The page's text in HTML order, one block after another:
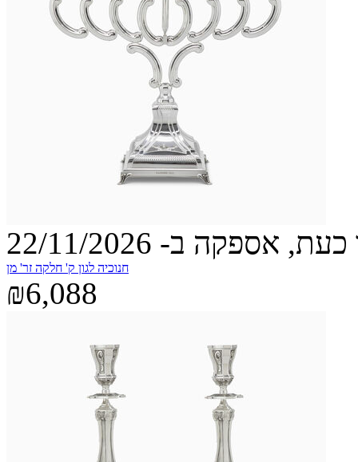
אספקה ב- 22/11/2026
חנוכיה לגון ק' חלקה זר' מן
₪6,088